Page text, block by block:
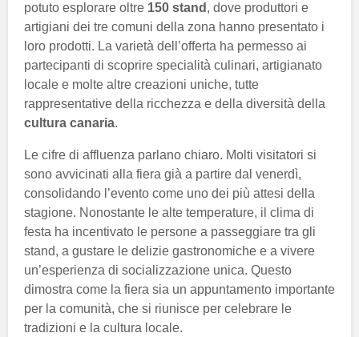
potuto esplorare oltre 150 stand , dove produttori e
artigiani dei tre comuni della zona hanno presentato i
loro prodotti. La varietà dell’offerta ha permesso ai
partecipanti di scoprire specialità culinari, artigianato
locale e molte altre creazioni uniche, tutte
rappresentative della ricchezza e della diversità della
cultura canaria.
Le cifre di affluenza parlano chiaro. Molti visitatori si
sono avvicinati alla fiera già a partire dal venerdì,
consolidando l’evento come uno dei più attesi della
stagione. Nonostante le alte temperature, il clima di
festa ha incentivato le persone a passeggiare tra gli
stand, a gustare le delizie gastronomiche e a vivere
un’esperienza di socializzazione unica. Questo
dimostra come la fiera sia un appuntamento importante
per la comunità, che si riunisce per celebrare le
tradizioni e la cultura locale.